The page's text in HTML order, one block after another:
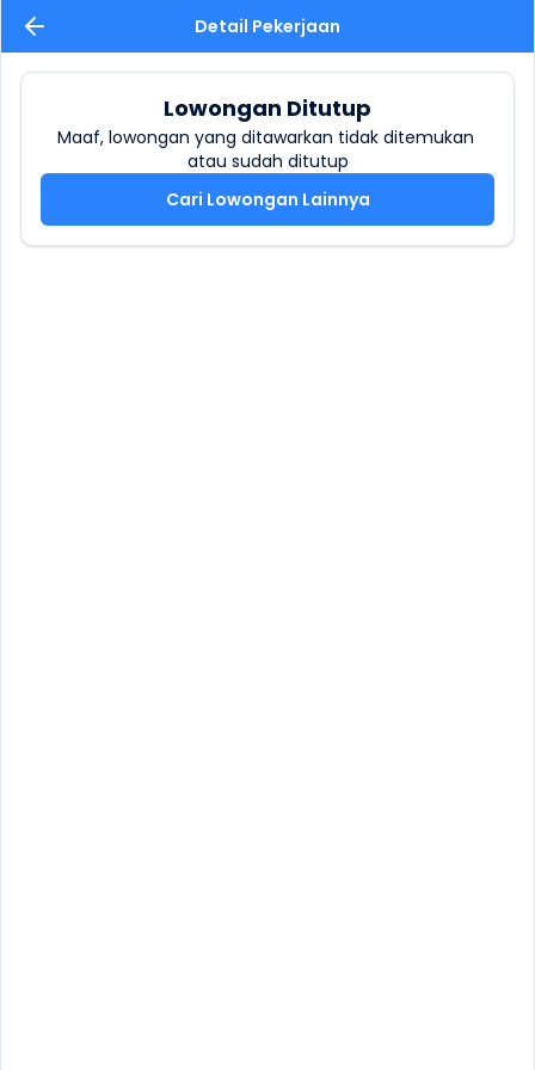
Detail Pekerjaan
Lowongan Ditutup
Maaf, lowongan yang ditawarkan tidak ditemukan
atau sudah ditutup
Cari Lowongan Lainnya